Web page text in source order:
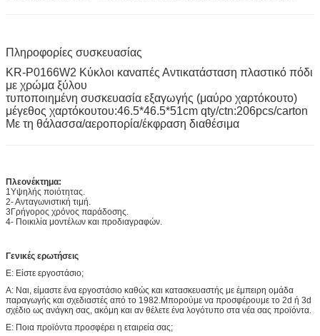
Πληροφορίες συσκευασίας
KR-P0166W2 Κύκλοι καναπές Αντικατάσταση πλαστικό πόδι
με χρώμα ξύλου
τυποποιημένη συσκευασία εξαγωγής (μαύρο χαρτόκουτο)
μέγεθος χαρτόκουτου:46.5*46.5*51cm qty/ctn:206pcs/carton
Με τη θάλασσα/αεροπορία/έκφραση διαθέσιμα
Πλεονέκτημα:
1Υψηλής ποιότητας.
2- Ανταγωνιστική τιμή.
3Γρήγορος χρόνος παράδοσης.
4- Ποικιλία μοντέλων και προδιαγραφών.
Γενικές ερωτήσεις
Ε: Είστε εργοστάσιο;
Α: Ναι, είμαστε ένα εργοστάσιο καθώς και κατασκευαστής με έμπειρη ομάδα
παραγωγής και σχεδιαστές από το 1982.Μπορούμε να προσφέρουμε το 2d ή 3d
σχέδιο ως ανάγκη σας, ακόμη και αν θέλετε ένα λογότυπο στα νέα σας προϊόντα.
Ε: Ποια προϊόντα προσφέρει η εταιρεία σας;